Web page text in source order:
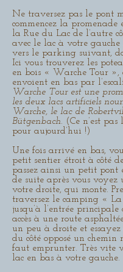
Ne traversez pas le pont
commencez la
la Rue du Lac de l’autre
avec le lac à votre gauche
vers le parking suivant,
Ici vous trouverez les
en bois « Warche Tour »,
envoient en bas par
Warche Tour est une
les deux lacs artificiels
Warche, le lac de
Bütgenbach. (Ce n’est
pour aujourd’hui !)
Une fois arrivé en bas,
petit sentier étroit à côté
passez ainsi un petit pont
de suite après vous voyez
votre droite, qui monte.
traversez le camping « La
jusqu’à l’entrée
accès à une route
un peu à droite et
du côté opposé un chemin
faut emprunter. Très vite
lac en bas à votre gauche.